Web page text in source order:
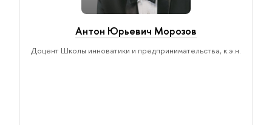
Антон Юрьевич Морозов
Доцент Школы инноватики и предпринимательства, к.э.н.